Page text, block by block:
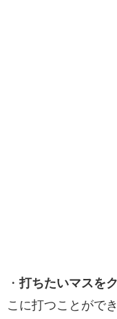
・打ちたいマスを
こに打つことがで